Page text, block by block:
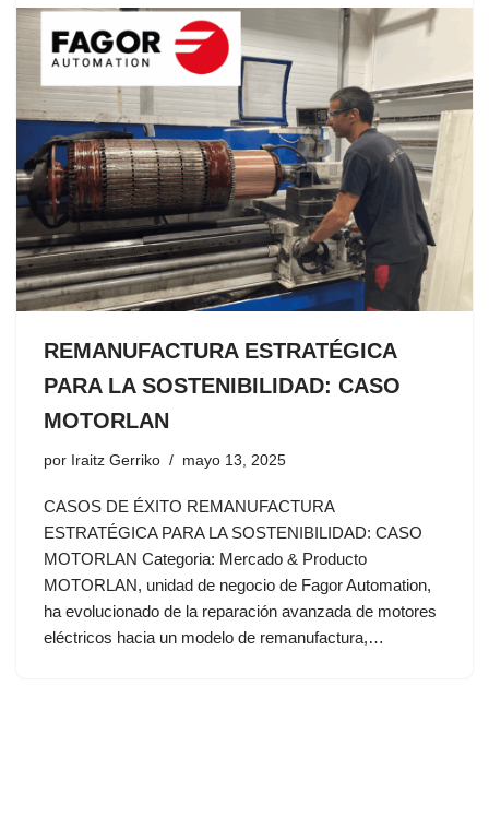
REMANUFACTURA ESTRATÉGICA
PARA LA SOSTENIBILIDAD: CASO
MOTORLAN
por Iraitz Gerriko mayo 13, 2025
CASOS DE ÉXITO REMANUFACTURA
ESTRATÉGICA PARA LA SOSTENIBILIDAD: CASO
MOTORLAN Categoria: Mercado & Producto
MOTORLAN, unidad de negocio de Fagor Automation,
ha evolucionado de la reparación avanzada de motores
eléctricos hacia un modelo de remanufactura,…